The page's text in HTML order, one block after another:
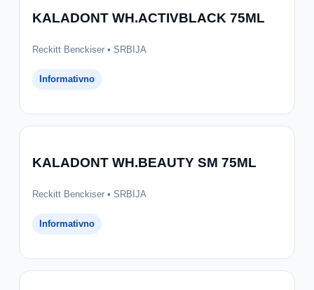
KALADONT WH.ACTIVBLACK 75ML
Reckitt Benckiser • SRBIJA
Informativno
KALADONT WH.BEAUTY SM 75ML
Reckitt Benckiser • SRBIJA
Informativno